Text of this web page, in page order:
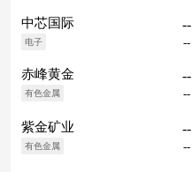
中芯国际
电子
--
--
赤峰黄金
有色金属
--
--
紫金矿业
有色金属
--
--